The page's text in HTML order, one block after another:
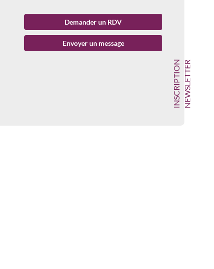
Demander un RDV
Envoyer un message
INSCRIPTIONNEWSLETTER